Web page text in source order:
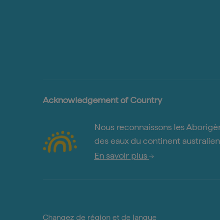
Acknowledgement of Country
Nous reconnaissons les
des eaux du continent
En savoir plus
Changez de région et de langue